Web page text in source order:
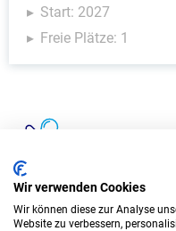
Start: 2027
Freie Plätze: 1
Kinder &
Wir verwenden Cookies
Wir können diese zur Analyse
Website zu verbessern,